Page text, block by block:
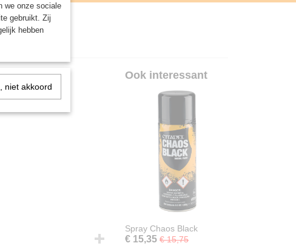
AGENDA
Ook interessant
Spray Chaos Black
€ 15,35 € 15,75
we onze sociale
gebruikt. Zij
hebben
niet akkoord